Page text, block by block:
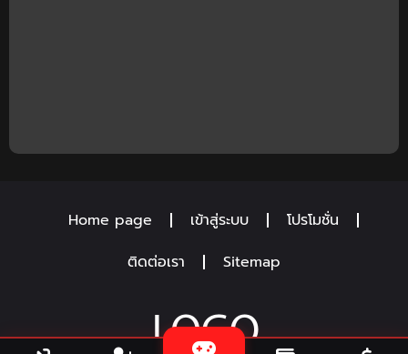
Home page เข้าสู่ระบบ
โปรโมชั่น
ติดต่อเรา
Sitemap